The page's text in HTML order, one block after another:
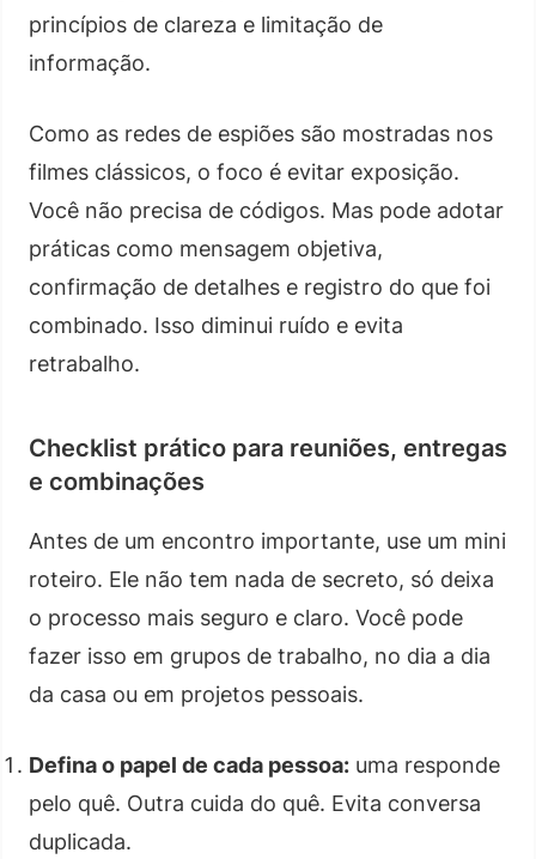
princípios de clareza e limitação de
informação.
Como as redes de espiões são mostradas nos
filmes clássicos, o foco é evitar exposição.
Você não precisa de códigos. Mas pode adotar
práticas como mensagem objetiva,
confirmação de detalhes e registro do que foi
combinado. Isso diminui ruído e evita
retrabalho.
Checklist prático para reuniões, entregas
e combinações
Antes de um encontro importante, use um mini
roteiro. Ele não tem nada de secreto, só deixa
o processo mais seguro e claro. Você pode
fazer isso em grupos de trabalho, no dia a dia
da casa ou em projetos pessoais.
Defina o papel de cada pessoa: uma responde
pelo quê. Outra cuida do quê. Evita conversa
duplicada.